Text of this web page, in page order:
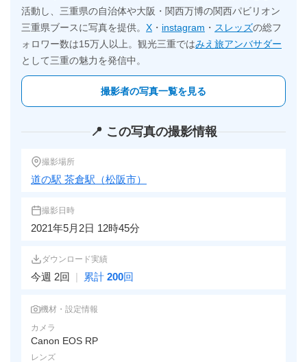
活動し、三重県の自治体や大阪・関西万博の関西パビリオン
三重県ブースに写真を提供。 X ・ instagram ・ スレッズの総フ
ォロワー数は15万人以上。観光三重ではみえ旅アンバサダー
として三重の魅力を発信中。
撮影者の写真一覧を見る
📍 この写真の撮影情報
撮影場所
道の駅 茶倉駅（松阪市）
撮影日時
2021年5月2日 12時45分
ダウンロード実績
今週 2回 | 累計 200回
機材・設定情報
カメラ
Canon EOS RP
レンズ